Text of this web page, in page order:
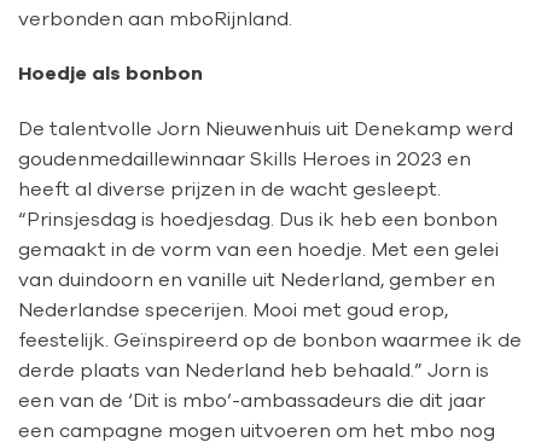
verbonden aan mboRijnland.
Hoedje als bonbon
De talentvolle Jorn Nieuwenhuis uit Denekamp werd
goudenmedaillewinnaar Skills Heroes in 2023 en
heeft al diverse prijzen in de wacht gesleept.
“Prinsjesdag is hoedjesdag. Dus ik heb een bonbon
gemaakt in de vorm van een hoedje. Met een gelei
van duindoorn en vanille uit Nederland, gember en
Nederlandse specerijen. Mooi met goud erop,
feestelijk. Geïnspireerd op de bonbon waarmee ik de
derde plaats van Nederland heb behaald.” Jorn is
een van de ‘Dit is mbo’-ambassadeurs die dit jaar
een campagne mogen uitvoeren om het mbo nog